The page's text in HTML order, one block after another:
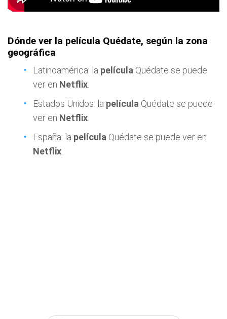
Dónde ver la película Quédate, según la zona
geográfica
Latinoamérica: la película Quédate se puede
ver en Netflix
Estados Unidos: la película Quédate se puede
ver en Netflix
España: la película Quédate se puede ver en
Netflix